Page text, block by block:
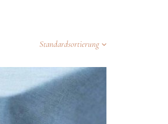
Standardsortierung